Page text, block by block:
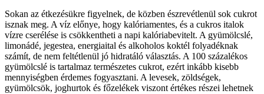
Sokan az étkezésükre figyelnek, de közben észrevétlenül sok cukrot
isznak meg. A víz előnye, hogy kalóriamentes, és a cukros italok
vízre cserélése is csökkentheti a napi kalóriabevitelt. A gyümölcslé,
limonádé, jegestea, energiaital és alkoholos koktél folyadéknak
számít, de nem feltétlenül jó hidratáló választás. A 100 százalékos
gyümölcslé is tartalmaz természetes cukrot, ezért inkább kisebb
mennyiségben érdemes fogyasztani. A levesek, zöldségek,
gyümölcsök, joghurtok és főzelékek viszont értékes részei lehetnek